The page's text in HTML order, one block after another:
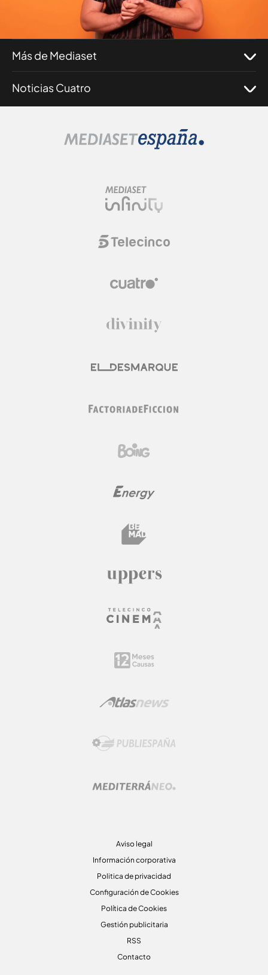
Más de Mediaset
Noticias Cuatro
Aviso legal
Información corporativa
Politica de privacidad
Configuración de Cookies
Política de Cookies
Gestión publicitaria
RSS
Contacto